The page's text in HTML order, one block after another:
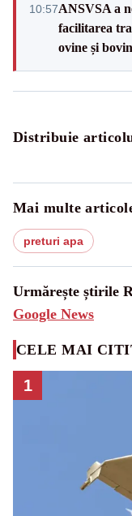
10:57ANSVSA a
facilitarea
ovine și
Distribuie
Mai multe
preturi apa
Urmărește știrile
Google News
CELE MAI
1